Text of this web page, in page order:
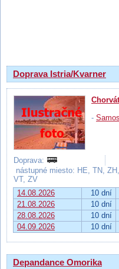
Doprava Istria/Kvarner
-
Doprava:
nástupné miesto: HE, TN,
VT, ZV
14.08.2026
10 dní
21.08.2026
10 dní
28.08.2026
10 dní
04.09.2026
10 dní
Depandance Omorika